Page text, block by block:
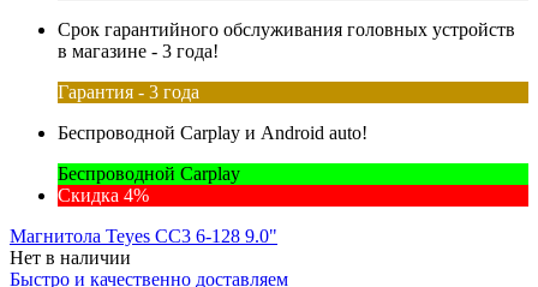
Срок гарантийного обслуживания головных устройств
в магазине - 3 года!
Гарантия - 3 года
Беспроводной Carplay и Android auto!
Беспроводной Carplay
Скидка 4%
Магнитола Teyes CC3 6-128 9.0"
Нет в наличии
Быстро и качественно доставляем